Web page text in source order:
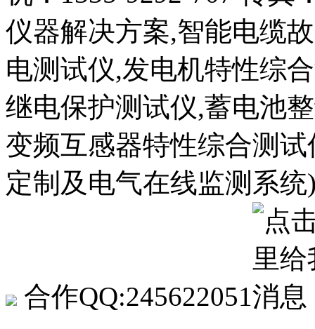
仪器解决方案,智能电缆
电测试仪,发电机特性综
继电保护测试仪,蓄电池
变频互感器特性综合测
定制及电气在线监测系统
合作QQ:245622051